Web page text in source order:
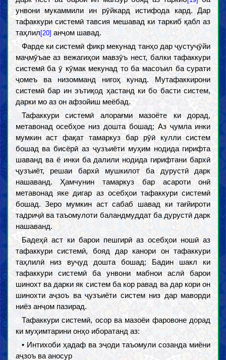
унвони мукаммили ин рӯйкард истифода кард. Дар
тафаккури системӣ тавсия мешавад ки таркиб қабл аз
таҳлил [20] анҷом шавад.
Фарде ки системӣ фикр мекунад танҳо дар ҷустуҷӯйи
маҷмӯъае аз вежагиҳои мавзӯъ нест, балки тафаккури
системӣ ба ӯ кӯмак мекунад то ба масоъил ба сурати
ҷомеъ ва низомманд нигоҳ кунад. Мутафаккирони
системӣ бар ин эътиқод ҳастанд ки бо басти систем,
дарки мо аз он афзойиш меёбад.
Тафаккури системӣ алорағми мазоёте ки дорад,
метавонад осебҳое низ дошта бошад; Аз ҷумла инки
мумкин аст фақат тамаркуз бар рӯӣ кулли систем
бошад ва бисёрӣ аз ҷузъиёти муҳим нодида гирифта
шаванд ва ё инки ба далили нодида гирифтани бархӣ
ҷузъиёт, решаи бархӣ мушкилот ба дурустӣ дарк
нашаванд. Ҳамчунин тамаркуз бар асароти онӣ
метавонад яке дигар аз осебҳои тафаккури системӣ
бошад. Зеро мумкин аст сабаб шавад ки тағйироти
тадриҷӣ ва таъомулоти баландмуддат ба дурустӣ дарк
нашаванд.
Бадеҳӣ аст ки барои пешгирӣ аз осебҳои ношӣ аз
тафаккури системӣ, бояд дар канори он тафаккури
таҳлилӣ низ вуҷуд дошта бошад; Бадин шакл ки
тафаккури системӣ ба унвони мабнои аслӣ барои
шинохт ва дарки як систем ба кор равад ва дар кори он
шинохти аҷзоъ ва ҷузъиёти систем низ дар маворди
ниёз анҷом пазирад.
Тафаккури системӣ, осор ва мазоёи фаровоне дорад
ки муҳимтарини онҳо иборатанд аз:
• Интихоби ҳадаф ва эҷоди таъомули созанда миёни
аҷзоъ ва аносур